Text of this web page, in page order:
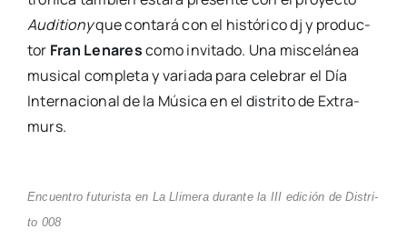
Audi­tionyque con­ta­rá con el his­tó­ri­co dj y pro­duc­
tor Fran Lena­rescomo invi­ta­do. Una mis­ce­lá­nea
musi­cal com­ple­ta y varia­da para cele­brar el Día
Inter­na­cio­nal de la Músi­ca en el dis­tri­to de Extra­
murs.
Encuen­tro futu­ris­ta en La Lli­me­ra duran­te la III edi­ción de Dis­tri­
to 008